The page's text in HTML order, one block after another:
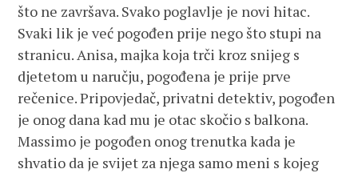
što ne završava. Svako poglavlje je novi hitac.
Svaki lik je već pogođen prije nego što stupi na
stranicu. Anisa, majka koja trči kroz snijeg s
djetetom u naručju, pogođena je prije prve
rečenice. Pripovjedač, privatni detektiv, pogođen
je onog dana kad mu je otac skočio s balkona.
Massimo je pogođen onog trenutka kada je
shvatio da je svijet za njega samo meni s kojeg